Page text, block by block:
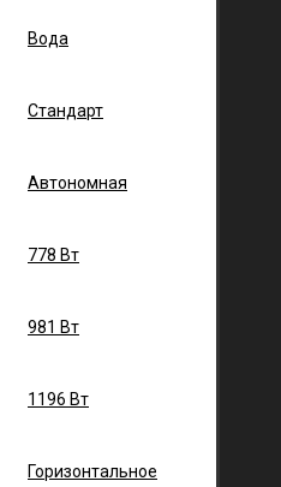
Вода
Стандарт
Автономная
778 Вт
981 Вт
1196 Вт
Горизонтальное